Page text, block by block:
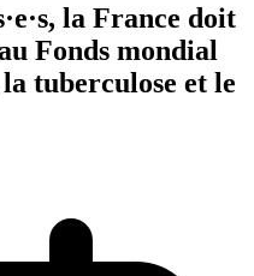
la France doit
Fonds mondial
tuberculose et le